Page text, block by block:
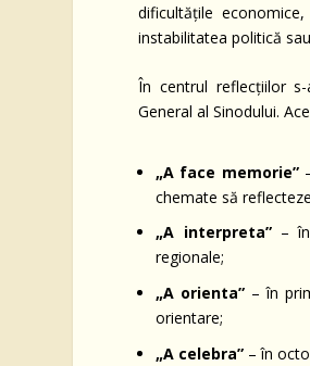
dificultățile
instabilitatea politică
În centrul reflecțiilor
General al Sinodului.
„A face memorie”
chemate să
„A interpreta”– în
regionale;
„A orienta” – în
orientare;
„A celebra” – în